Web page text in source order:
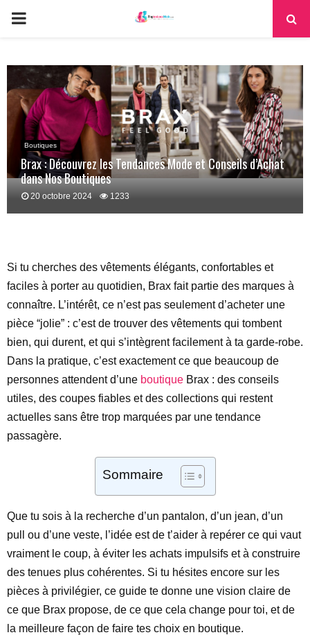
PRIMARY
Boutiques
Brax : Découvrez les Tendances Mode et Conseils d’Achat
dans Nos Boutiques
20 octobre 2024 1233
Si tu cherches des vêtements élégants, confortables et
faciles à porter au quotidien, Brax fait partie des marques à
connaître. L’intérêt, ce n’est pas seulement d’acheter une
pièce “jolie” : c’est de trouver des vêtements qui tombent
bien, qui durent, et qui s’intègrent facilement à ta garde-robe.
Dans la pratique, c’est exactement ce que beaucoup de
personnes attendent d’une boutique Brax : des conseils
utiles, des coupes fiables et des collections qui restent
actuelles sans être trop marquées par une tendance
passagère.
Sommaire
Que tu sois à la recherche d’un pantalon, d’un jean, d’un
pull ou d’une veste, l’idée est de t’aider à repérer ce qui vaut
vraiment le coup, à éviter les achats impulsifs et à construire
des tenues plus cohérentes. Si tu hésites encore sur les
pièces à privilégier, ce guide te donne une vision claire de
ce que Brax propose, de ce que cela change pour toi, et de
la meilleure façon de faire tes choix en boutique.